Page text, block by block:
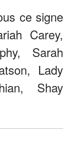
ce signe
Carey,
Sarah
Lady
Shay